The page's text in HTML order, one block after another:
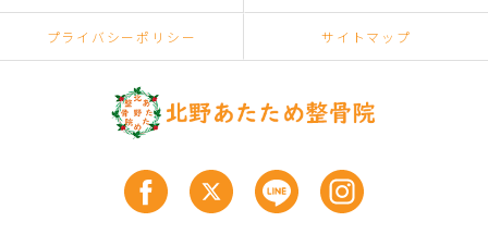
プライバシーポリシー サイトマップ